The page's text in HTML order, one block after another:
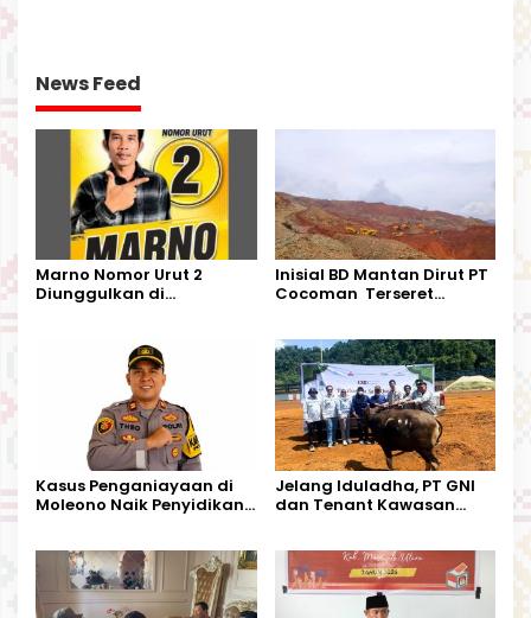
News Feed
Marno Nomor Urut 2
Diunggulkan di
Harapan Warga
Inisial BD Mantan Dirut PT
Cocoman Terseret
Kalimantan Barat
Kasus Penganiayaan di
Moleono Naik Penyidikan,
Jelang Iduladha, PT GNI
dan Tenant Kawasan